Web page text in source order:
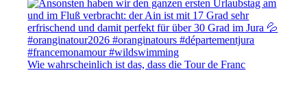
Wie wahrscheinlich ist das, dass die Tour de Franc